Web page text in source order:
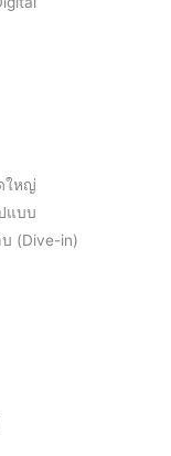
ใหญ่
แบบ
(Dive-in)